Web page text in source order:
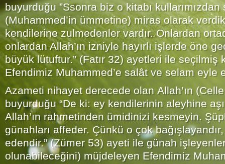
buyurduğu ”Ssonra biz o kitabı
(Muhammed’in ümmetine) miras olarak
kendilerine zulmedenler vardır. Onlardan
onlardan Allah’ın izniyle hayırlı işlerde öne
büyük lütuftur.” (Fatır 32) ayetleri ile seçilmiş
Efendimiz Muhammed’e salât ve selam eyle
Azameti nihayet derecede olan Allah’ın
buyurduğu “De ki: ey kendilerinin aleyhine
Allah’ın rahmetinden ümidinizi kesmeyin.
günahları affeder. Çünkü o çok
edendir.” (Zümer 53) ayeti ile günah
olunabileceğini) müjdeleyen Efendimiz